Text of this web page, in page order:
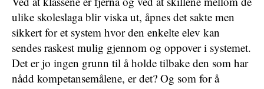
ulike skoleslaga blir viska ut, åpnes det sakte men
sikkert for et system hvor den enkelte elev kan
sendes raskest mulig gjennom og oppover i systemet.
Det er jo ingen grunn til å holde tilbake den som har
nådd kompetansemålene, er det? Og som for å